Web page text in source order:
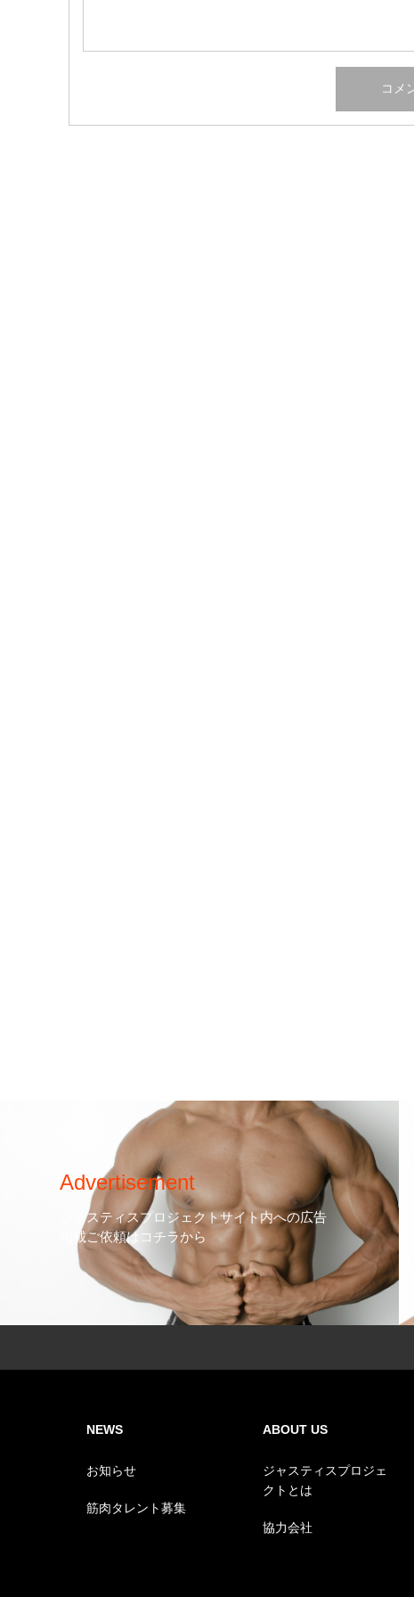
Advertisement
ジャスティスプロジェクトサイト内への広告
掲載ご依頼はコチラから
NEWS
お知らせ
筋肉タレント募集
ABOUT US
ジャスティスプロジェ
クトとは
協力会社